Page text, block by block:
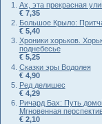
Ах, эта прекрасная
€ 7,35
Большое Крыло:
€ 5,40
Хроники хорьков.
поднебесье
€ 5,25
Сказки эры Водолея
€ 4,90
Ред делишес
€ 4,29
Ричард Бах: Путь
Мгновенная
€ 2,10